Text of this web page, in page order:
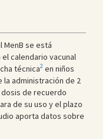
MenB se está
calendario vacunal
técnica2 en niños
administración de 2
de recuerdo
de su uso y el plazo
aporta datos sobre